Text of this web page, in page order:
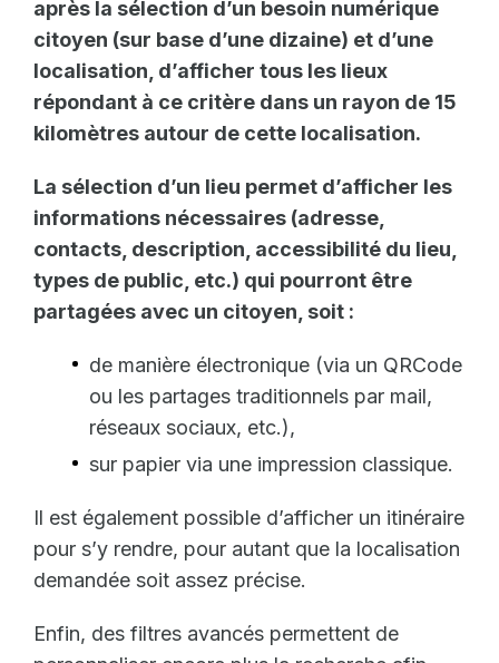
après la sélection d’un besoin numérique
citoyen (sur base d’une dizaine) et d’une
localisation, d’afficher tous les lieux
répondant à ce critère dans un rayon de 15
kilomètres autour de cette localisation.
La sélection d’un lieu permet d’afficher les
informations nécessaires (adresse,
contacts, description, accessibilité du lieu,
types de public, etc.) qui pourront être
partagées avec un citoyen, soit :
de manière électronique (via un QRCode
ou les partages traditionnels par mail,
réseaux sociaux, etc.),
sur papier via une impression classique.
Il est également possible d’afficher un itinéraire
pour s’y rendre, pour autant que la localisation
demandée soit assez précise.
Enfin, des filtres avancés permettent de